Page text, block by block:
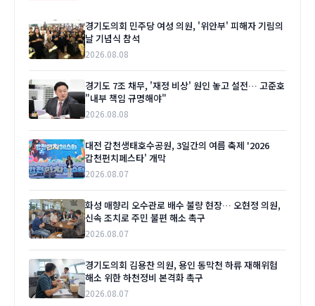
경기도의회 민주당 여성 의원, '위안부' 피해자 기림의
날 기념식 참석
2026.08.08
경기도 7조 채무, '재정 비상' 원인 놓고 설전… 고준호
"내부 책임 규명해야"
2026.08.08
대전 갑천생태호수공원, 3일간의 여름 축제 '2026
갑천펀치페스타' 개막
2026.08.07
화성 매향리 오수관로 배수 불량 현장… 오현정 의원,
신속 조치로 주민 불편 해소 촉구
2026.08.07
경기도의회 김용찬 의원, 용인 동막천 하류 재해위험
해소 위한 하천정비 본격화 촉구
2026.08.07